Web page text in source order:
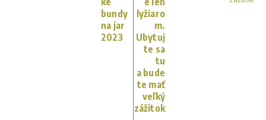
bundy
na jar
2023
lyžiaro
m.
Ubytuj
te sa
tu
a bude
te mať
veľký
zážitok